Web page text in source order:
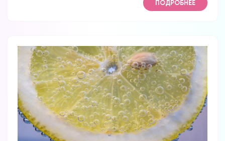
ПОДРОБНЕЕ